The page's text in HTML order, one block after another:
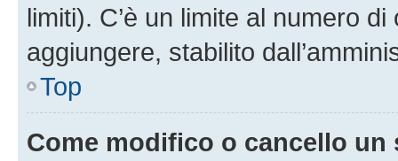
limiti). C’è un limite al numero
aggiungere, stabilito
Top
Come modifico o cancello un